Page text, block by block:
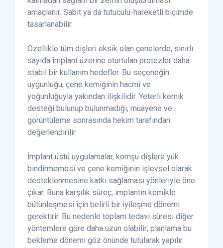
amaçlanır. Sabit ya da tutuculu-hareketli biçimde
tasarlanabilir.
Özellikle tüm dişleri eksik olan çenelerde, sınırlı
sayıda implant üzerine oturtulan protezler daha
stabil bir kullanım hedefler. Bu seçeneğin
uygunluğu, çene kemiğinin hacmi ve
yoğunluğuyla yakından ilişkilidir. Yeterli kemik
desteği bulunup bulunmadığı, muayene ve
görüntüleme sonrasında hekim tarafından
değerlendirilir.
İmplant üstü uygulamalar, komşu dişlere yük
bindirmemesi ve çene kemiğinin işlevsel olarak
desteklenmesine katkı sağlaması yönleriyle öne
çıkar. Buna karşılık süreç, implantın kemikle
bütünleşmesi için belirli bir iyileşme dönemi
gerektirir. Bu nedenle toplam tedavi süresi diğer
yöntemlere göre daha uzun olabilir; planlama bu
bekleme dönemi göz önünde tutularak yapılır.